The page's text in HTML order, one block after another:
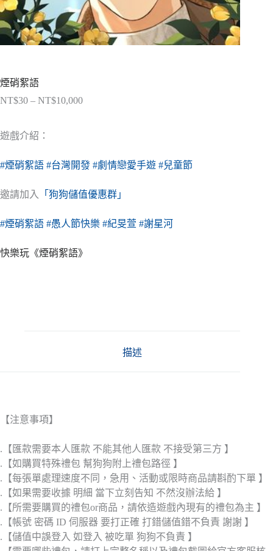
煙硝絮語
NT$30 – NT$10,000價
NT$30
到
遊戲介紹：
#煙硝絮語 #台灣開發 #劇情戀愛手遊 #兒童節
邀請加入 「狗狗儲值優惠群」
#煙硝絮語 #愚人節快樂 #紀旻萱 #謝星河
快樂玩《煙硝絮語》
描述
【注意事項】
.【匯款需要本人匯款 不能其他人匯款 不接受第三方 】
.【如購買特殊禮包 幫狗狗附上禮包路徑 】
.【每張單處理速度不同，急用、活動或限時商品請斟酌下單 】
.【如果需要收據 明細 當下立刻告知 不然沒辦法給 】
.【所需要購買的禮包or商品，請依造遊戲內現有的禮包為主 】
.【帳號 密碼 ID 伺服器 要打正確 打錯儲值錯不負責 謝謝 】
.【儲值中誤登入 如登入 被吃單 狗狗不負責 】